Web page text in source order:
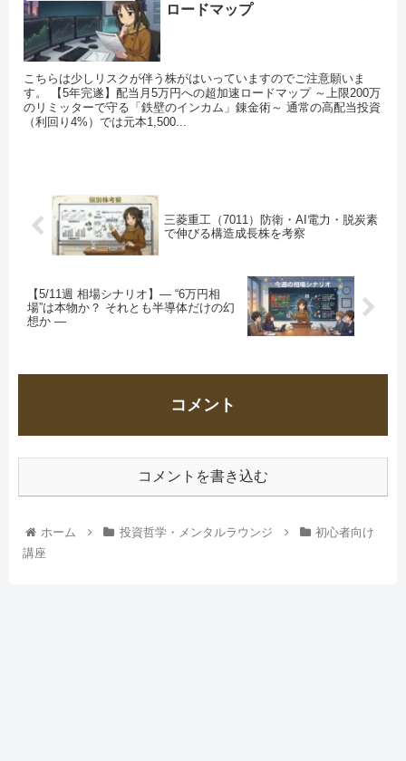
ロードマップ
こちらは少しリスクが伴う株がはいっていますのでご注意願いま
す。 【5年完遂】配当月5万円への超加速ロードマップ ～上限200万
のリミッターで守る「鉄壁のインカム」錬金術～ 通常の高配当投資
（利回り4%）では元本1,500...
三菱重工（7011）防衛・AI電力・脱炭素
で伸びる構造成長株を考察
【5/11週 相場シナリオ】— “6万円相
場”は本物か？ それとも半導体だけの幻
想か —
コメント
コメントを書き込む
ホーム 投資哲学・メンタルラウンジ
初心者向け
講座